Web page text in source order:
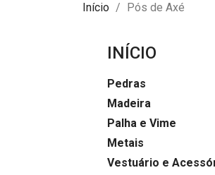
Início Pós de Axé
INÍCIO
Pedras
Madeira
Palha e Vime
Metais
Vestuário e